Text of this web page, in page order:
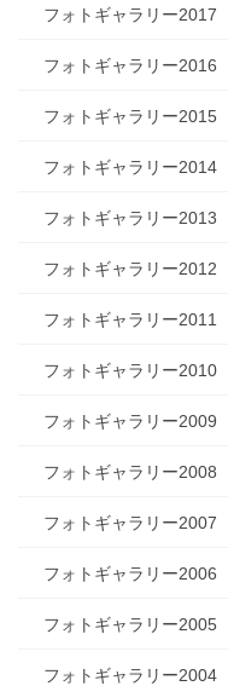
フォトギャラリー2017
フォトギャラリー2016
フォトギャラリー2015
フォトギャラリー2014
フォトギャラリー2013
フォトギャラリー2012
フォトギャラリー2011
フォトギャラリー2010
フォトギャラリー2009
フォトギャラリー2008
フォトギャラリー2007
フォトギャラリー2006
フォトギャラリー2005
フォトギャラリー2004